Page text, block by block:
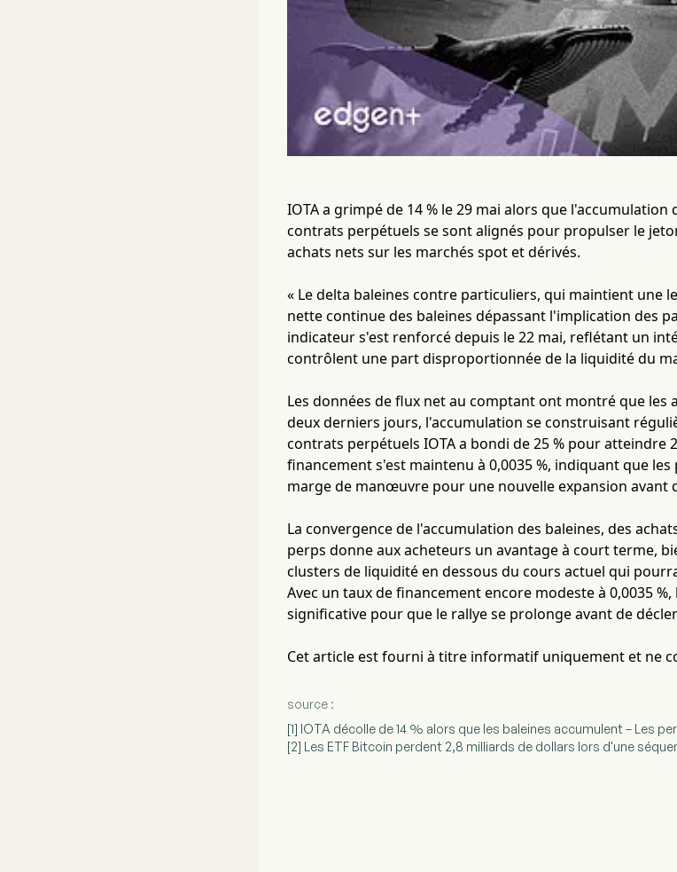
IOTA a grimpé de 14 % le 29 mai alors que
contrats perpétuels se sont alignés pour propulser le
achats nets sur les marchés spot et dérivés.
« Le delta baleines contre particuliers, qui maintient une
nette continue des baleines dépassant l'implication des
indicateur s'est renforcé depuis le 22 mai, reflétant un
contrôlent une part disproportionnée de la liquidité du
Les données de flux net au comptant ont montré que les
deux derniers jours, l'accumulation se construisant
contrats perpétuels IOTA a bondi de 25 % pour atteindre
financement s'est maintenu à 0,0035 %, indiquant que
marge de manœuvre pour une nouvelle expansion avant
La convergence de l'accumulation des baleines, des
perps donne aux acheteurs un avantage à court terme,
clusters de liquidité en dessous du cours actuel qui
Avec un taux de financement encore modeste à 0,0035
significative pour que le rallye se prolonge avant de
Cet article est fourni à titre informatif uniquement et ne
source :
[1] IOTA décolle de 14 % alors que les baleines accumulent – Les
[2] Les ETF Bitcoin perdent 2,8 milliards de dollars lors d'une